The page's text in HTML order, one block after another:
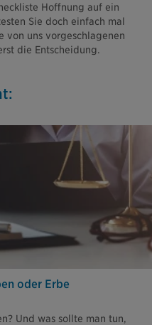
Hoffnung auf ein
Sie doch einfach mal
von uns vorgeschlagenen
die Entscheidung.
oder Erbe
Und was sollte man tun,